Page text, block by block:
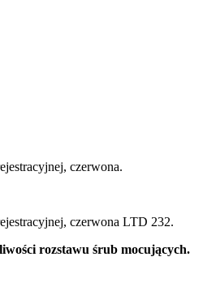
czerwona.
czerwona LTD 232.
rozstawu śrub mocujących.